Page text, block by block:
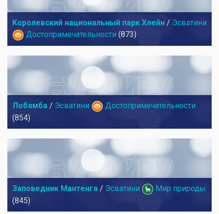
Королевский национальный парк Хлейн / Эсватини
Достопримечательности (873)
Лобамба / Эсватини
Достопримечательности
(854)
Заповедник Мантенга / Эсватини
Мир природы
(845)